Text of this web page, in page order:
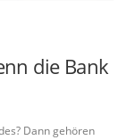
die Bank
Dann gehören